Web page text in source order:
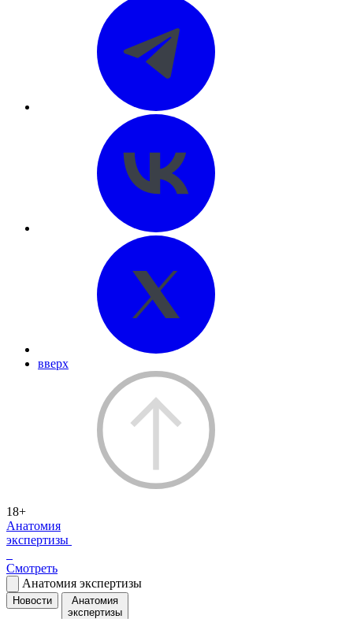
вверх
18+
Анатомия
экспертизы
Смотреть
Анатомия экспертизы
Новости
Анатомия
экспертизы